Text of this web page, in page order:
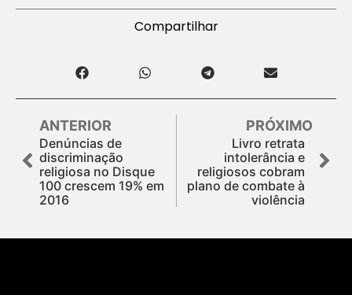
Compartilhar
ANTERIOR
Denúncias de
discriminação
religiosa no Disque
100 crescem 19% em
2016
PRÓXIMO
Livro retrata
intolerância e
religiosos cobram
plano de combate à
violência